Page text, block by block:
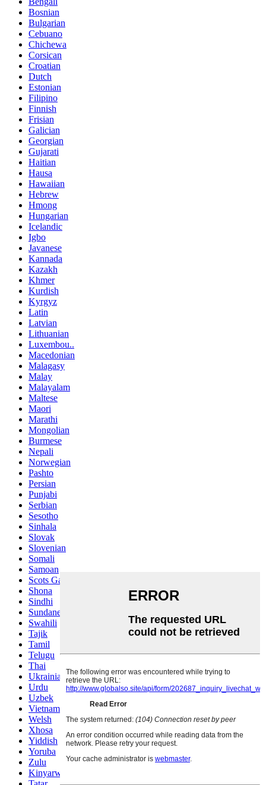
Bosnian
Bulgarian
Cebuano
Chichewa
Corsican
Croatian
Dutch
Estonian
Filipino
Finnish
Frisian
Galician
Georgian
Gujarati
Haitian
Hausa
Hawaiian
Hebrew
Hmong
Hungarian
Icelandic
Igbo
Javanese
Kannada
Kazakh
Khmer
Kurdish
Kyrgyz
Latin
Latvian
Lithuanian
Luxembou..
Macedonian
Malagasy
Malay
Malayalam
Maltese
Maori
Marathi
Mongolian
Burmese
Nepali
Norwegian
Pashto
Persian
Punjabi
Serbian
Sesotho
Sinhala
Slovak
Slovenian
Somali
Samoan
Scots Gaelic
Shona
Sindhi
Sundanese
Swahili
Tajik
Tamil
Telugu
Thai
Ukrainian
Urdu
Uzbek
Vietnamese
Welsh
Xhosa
Yiddish
Yoruba
Zulu
Kinyarwanda